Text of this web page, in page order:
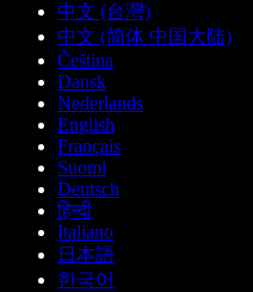
中文 (台灣)
中文 (简体 中国大陆)
Čeština
Dansk
Nederlands
English
Français
Suomi
Deutsch
हिन्दी
Italiano
日本語
한국어